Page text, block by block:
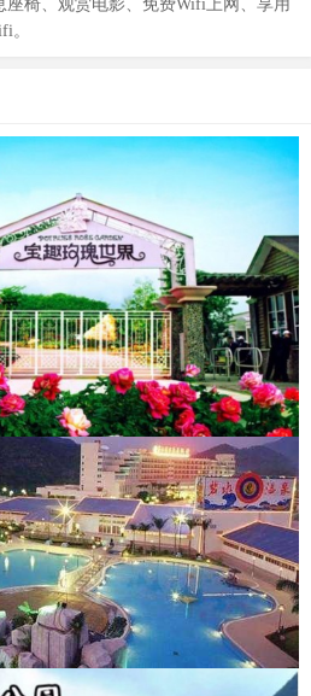
椅、观赏电影、免费Wifi上网、享用
。